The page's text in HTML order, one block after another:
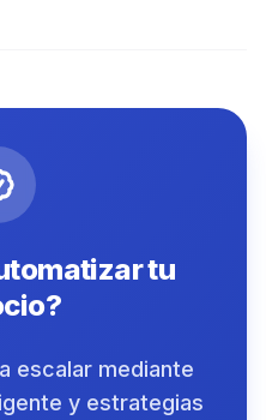
tu
escalar mediante
y estrategias